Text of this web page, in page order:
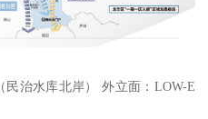
民治水库北岸） 外立面：LOW-E